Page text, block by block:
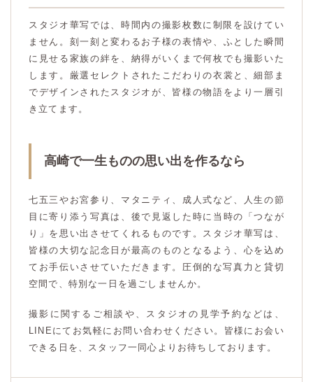
スタジオ華写では、時間内の撮影枚数に制限を設けてい
ません。刻一刻と変わるお子様の表情や、ふとした瞬間
に見せる家族の絆を、納得がいくまで何枚でも撮影いた
します。厳選セレクトされたこだわりの衣裳と、細部ま
でデザインされたスタジオが、皆様の物語をより一層引
き立てます。
高崎で一生ものの思い出を作るなら
七五三やお宮参り、マタニティ、成人式など、人生の節
目に寄り添う写真は、後で見返した時に当時の「つなが
り」を思い出させてくれるものです。スタジオ華写は、
皆様の大切な記念日が最高のものとなるよう、心を込め
てお手伝いさせていただきます。圧倒的な写真力と貸切
空間で、特別な一日を過ごしませんか。
撮影に関するご相談や、スタジオの見学予約などは、
LINEにてお気軽にお問い合わせください。皆様にお会い
できる日を、スタッフ一同心よりお待ちしております。